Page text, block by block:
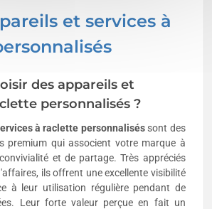
et services à
des appareils et
personnalisés ?
à raclette personnaliséssont des
premium qui associent votre marque à
et de partage. Très appréciés
ils offrent une excellente visibilité
à leur utilisation régulière pendant de
Leur forte valeur perçue en fait un